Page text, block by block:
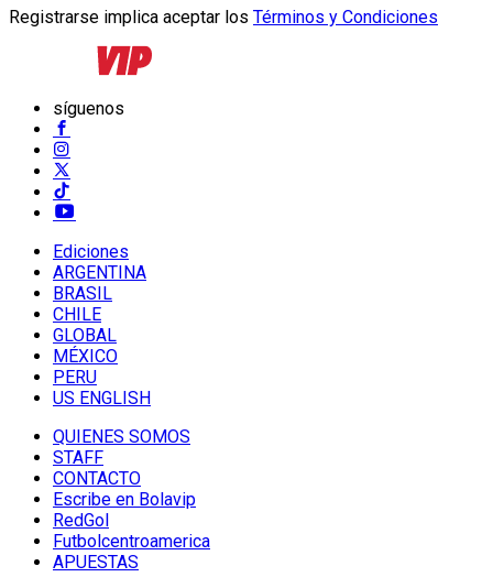
Registrarse implica aceptar los Términos y Condiciones
síguenos
Ediciones
ARGENTINA
BRASIL
CHILE
GLOBAL
MÉXICO
PERU
US ENGLISH
QUIENES SOMOS
STAFF
CONTACTO
Escribe en Bolavip
RedGol
Futbolcentroamerica
APUESTAS